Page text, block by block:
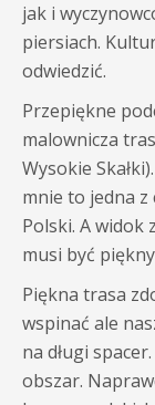
jak i
piersiach.
odwiedzić.
Przepiękne
malownicza
Wysokie
mnie to jedna z
Polski. A widok
musi być
Piękna trasa
wspinać ale
na długi
obszar.